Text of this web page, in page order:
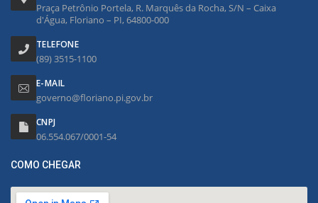
Praça Petrônio Portela, R. Marquês da Rocha, S/N – Caixa
d'Água, Floriano – PI, 64800-000
TELEFONE
(89) 3515-1100
E-MAIL
governo@floriano.pi.gov.br
CNPJ
06.554.067/0001-54
COMO CHEGAR